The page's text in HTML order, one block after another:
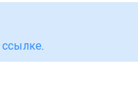
ссылке.